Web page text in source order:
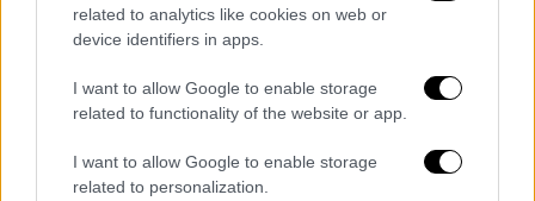
related to analytics like cookies on web or
device identifiers in apps.
I want to allow Google to enable storage
related to functionality of the website or app.
I want to allow Google to enable storage
related to personalization.